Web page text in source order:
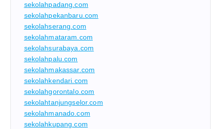
sekolahpadang.com
sekolahpekanbaru.com
sekolahserang.com
sekolahmataram.com
sekolahsurabaya.com
sekolahpalu.com
sekolahmakassar.com
sekolahkendari.com
sekolahgorontalo.com
sekolahtanjungselor.com
sekolahmanado.com
sekolahkupang.com